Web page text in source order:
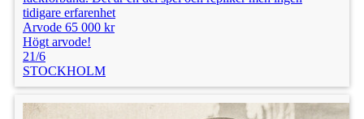
tidigare erfarenhet
Arvode 65 000 kr
Högt arvode!
21/6
STOCKHOLM